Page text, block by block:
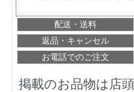
配送・送料
返品・キャンセル
お電話でのご注文
掲載のお品物は店